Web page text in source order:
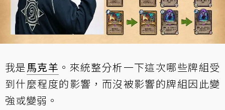
我是馬克羊 。來統整分析一下這次哪些牌組受
到什麼程度的影響，而沒被影響的牌組因此變
強或變弱。